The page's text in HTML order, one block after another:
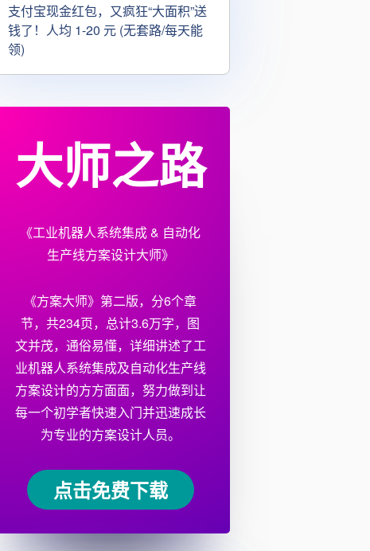
支付宝现金红包，又疯狂“大面积”送
钱了！人均 1-20 元 (无套路/每天能
领)
大师之路
《工业机器人系统集成 & 自动化
生产线方案设计大师》
《方案大师》第二版，分6个章
节，共234页，总计3.6万字，图
文并茂，通俗易懂，详细讲述了工
业机器人系统集成及自动化生产线
方案设计的方方面面，努力做到让
每一个初学者快速入门并迅速成长
为专业的方案设计人员。
点击免费下载